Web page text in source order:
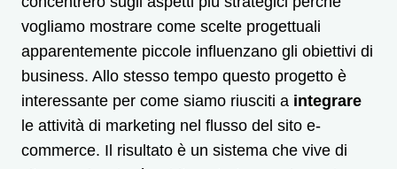
vogliamo mostrare come scelte progettuali
apparentemente piccole influenzano gli obiettivi di
business. Allo stesso tempo questo progetto è
interessante per come siamo riusciti a integrare
le attività di marketing nel flusso del sito e-
commerce. Il risultato è un sistema che vive di